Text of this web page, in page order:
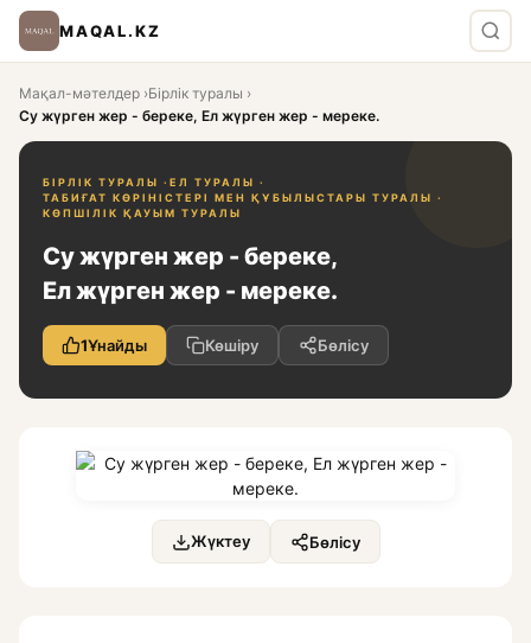
MAQAL.KZ
Мақал-мәтелдер ›Бірлік туралы ›
Су жүрген жер - береке, Ел жүрген жер - мереке.
БІРЛІК ТУРАЛЫ · ЕЛ ТУРАЛЫ ·
ТАБИҒАТ КӨРІНІСТЕРІ МЕН ҚҰБЫЛЫСТАРЫ ТУРАЛЫ ·
КӨПШІЛІК ҚАУЫМ ТУРАЛЫ
Су жүрген жер - береке,
Ел жүрген жер - мереке.
1Ұнайды Көшіру Бөлісу
Жүктеу Бөлісу